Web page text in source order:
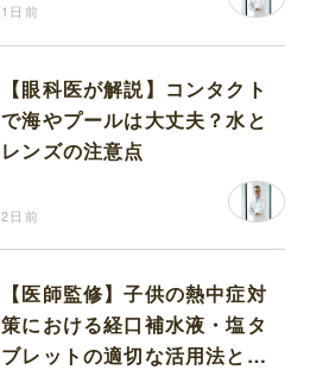
1日前
【眼科医が解説】コンタクト
で海やプールは大丈夫？水と
レンズの注意点
2日前
【医師監修】子供の熱中症対
策における経口補水液・塩タ
ブレットの適切な活用法と水